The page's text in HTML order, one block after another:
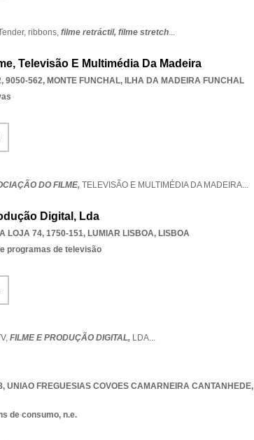
ribbons, filme retráctil, filme stretch...
Televisão E Multimédia Da Madeira
9050-562, MONTE FUNCHAL, ILHA DA MADEIRA FUNCHAL
DO FILME, TELEVISÃO E MULTIMÉDIA DA MADEIRA...
Digital, Lda
LOJA 74, 1750-151, LUMIAR LISBOA, LISBOA
programas de televisão
FILME E PRODUÇÃO DIGITAL, LDA...
, UNIAO FREGUESIAS COVOES CAMARNEIRA CANTANHEDE,
de consumo, n.e.